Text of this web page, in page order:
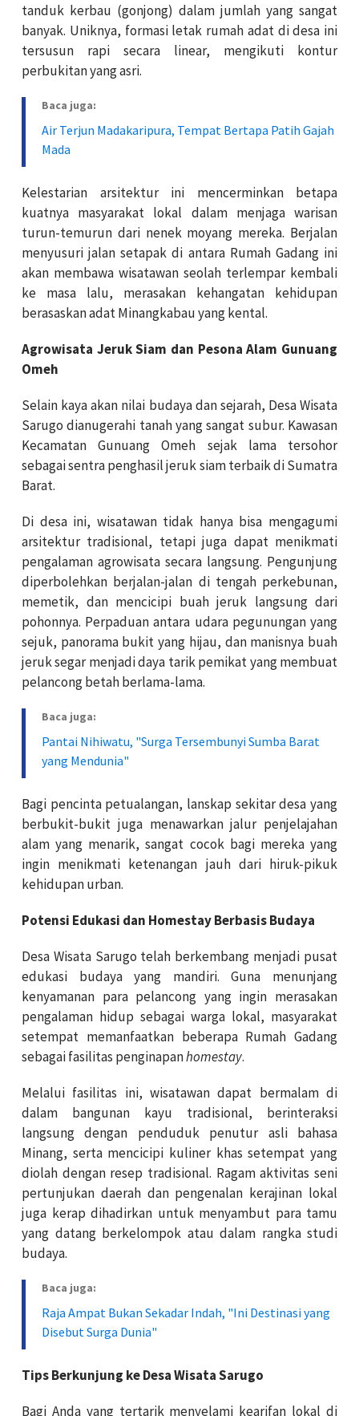
tanduk kerbau (gonjong) dalam jumlah yang sangat
banyak. Uniknya, formasi letak rumah adat di desa ini
tersusun rapi secara linear, mengikuti kontur
perbukitan yang asri.
Baca juga:
Air Terjun Madakaripura, Tempat Bertapa Patih Gajah
Mada
Kelestarian arsitektur ini mencerminkan betapa
kuatnya masyarakat lokal dalam menjaga warisan
turun-temurun dari nenek moyang mereka. Berjalan
menyusuri jalan setapak di antara Rumah Gadang ini
akan membawa wisatawan seolah terlempar kembali
ke masa lalu, merasakan kehangatan kehidupan
berasaskan adat Minangkabau yang kental.
Agrowisata Jeruk Siam dan Pesona Alam Gunuang
Omeh
Selain kaya akan nilai budaya dan sejarah, Desa Wisata
Sarugo dianugerahi tanah yang sangat subur. Kawasan
Kecamatan Gunuang Omeh sejak lama tersohor
sebagai sentra penghasil jeruk siam terbaik di Sumatra
Barat.
Di desa ini, wisatawan tidak hanya bisa mengagumi
arsitektur tradisional, tetapi juga dapat menikmati
pengalaman agrowisata secara langsung. Pengunjung
diperbolehkan berjalan-jalan di tengah perkebunan,
memetik, dan mencicipi buah jeruk langsung dari
pohonnya. Perpaduan antara udara pegunungan yang
sejuk, panorama bukit yang hijau, dan manisnya buah
jeruk segar menjadi daya tarik pemikat yang membuat
pelancong betah berlama-lama.
Baca juga:
Pantai Nihiwatu, "Surga Tersembunyi Sumba Barat
yang Mendunia"
Bagi pencinta petualangan, lanskap sekitar desa yang
berbukit-bukit juga menawarkan jalur penjelajahan
alam yang menarik, sangat cocok bagi mereka yang
ingin menikmati ketenangan jauh dari hiruk-pikuk
kehidupan urban.
Potensi Edukasi dan Homestay Berbasis Budaya
Desa Wisata Sarugo telah berkembang menjadi pusat
edukasi budaya yang mandiri. Guna menunjang
kenyamanan para pelancong yang ingin merasakan
pengalaman hidup sebagai warga lokal, masyarakat
setempat memanfaatkan beberapa Rumah Gadang
sebagai fasilitas penginapanhomestay.
Melalui fasilitas ini, wisatawan dapat bermalam di
dalam bangunan kayu tradisional, berinteraksi
langsung dengan penduduk penutur asli bahasa
Minang, serta mencicipi kuliner khas setempat yang
diolah dengan resep tradisional. Ragam aktivitas seni
pertunjukan daerah dan pengenalan kerajinan lokal
juga kerap dihadirkan untuk menyambut para tamu
yang datang berkelompok atau dalam rangka studi
budaya.
Baca juga:
Raja Ampat Bukan Sekadar Indah, "Ini Destinasi yang
Disebut Surga Dunia"
Tips Berkunjung ke Desa Wisata Sarugo
Bagi Anda yang tertarik menyelami kearifan lokal di